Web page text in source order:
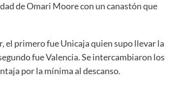
de Omari Moore con un canastón que
el primero fue Unicaja quien supo llevar la
fue Valencia. Se intercambiaron los
por la mínima al descanso.